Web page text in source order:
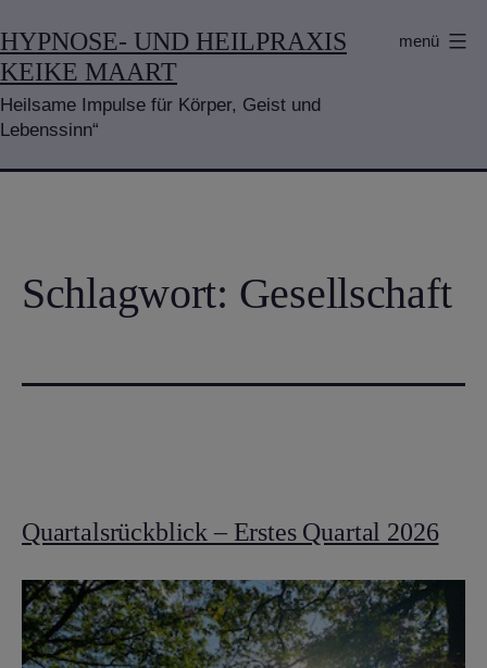
Inhalt
springen
HYPNOSE- UND HEILPRAXIS
KEIKE MAART
Heilsame Impulse für Körper, Geist und
Lebenssinn“
menü
Schlagwort: Gesellschaft
Quartalsrückblick – Erstes Quartal 2026